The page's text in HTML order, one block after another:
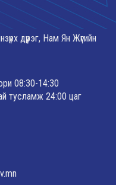
дүүрэг, Нам Ян Жүгийн
08:30-14:30
тусламж 24:00 цаг